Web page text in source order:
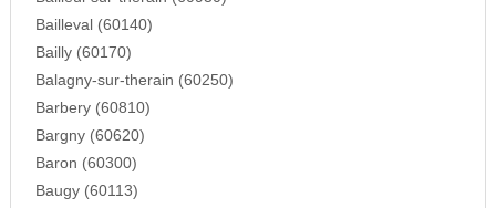
Bailleval (60140)
Bailly (60170)
Balagny-sur-therain (60250)
Barbery (60810)
Bargny (60620)
Baron (60300)
Baugy (60113)